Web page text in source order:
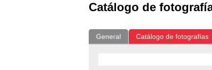
Catálogo de
General Catálogo de fotografías